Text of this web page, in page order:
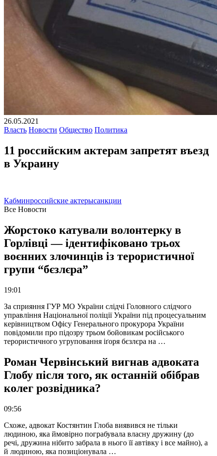
26.05.2021
Власть Новости Общество Политика
11 российским актерам запретят въезд
в Украину
Кабминроссийские актерысанкции
Все Новости
Жорстоко катували волонтерку в
Горлівці — ідентифіковано трьох
воєнних злочинців із терористичної
групи “бєзлєра”
19:01
За сприяння ГУР МО України слідчі Головного слідчого
управління Національної поліції України під процесуальним
керівництвом Офісу Генерального прокурора України
повідомили про підозру трьом бойовикам російського
терористичного угруповання іґоря бєзлєра на …
Роман Червінський вигнав адвоката
Глобу після того, як останній обібрав
колег розвідника?
09:56
Схоже, адвокат Костянтин Глоба виявився не тільки
людиною, яка ймовірно пограбувала власну дружину (до
речі, дружина нібито забрала в нього її автівку і все майно), а
й людиною, яка позиціонувала …